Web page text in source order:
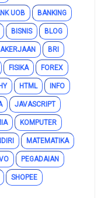
UOB BANKING
BISNIS BLOG
BRI
FISIKA FOREX
HTML INFO
JAVASCRIPT
KOMPUTER
MATEMATIKA
PEGADAIAN
SHOPEE